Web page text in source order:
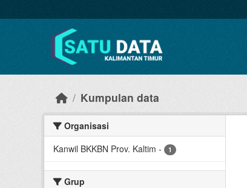
Kumpulan data
Organisasi
Kanwil BKKBN Prov. Kaltim - 1
Grup